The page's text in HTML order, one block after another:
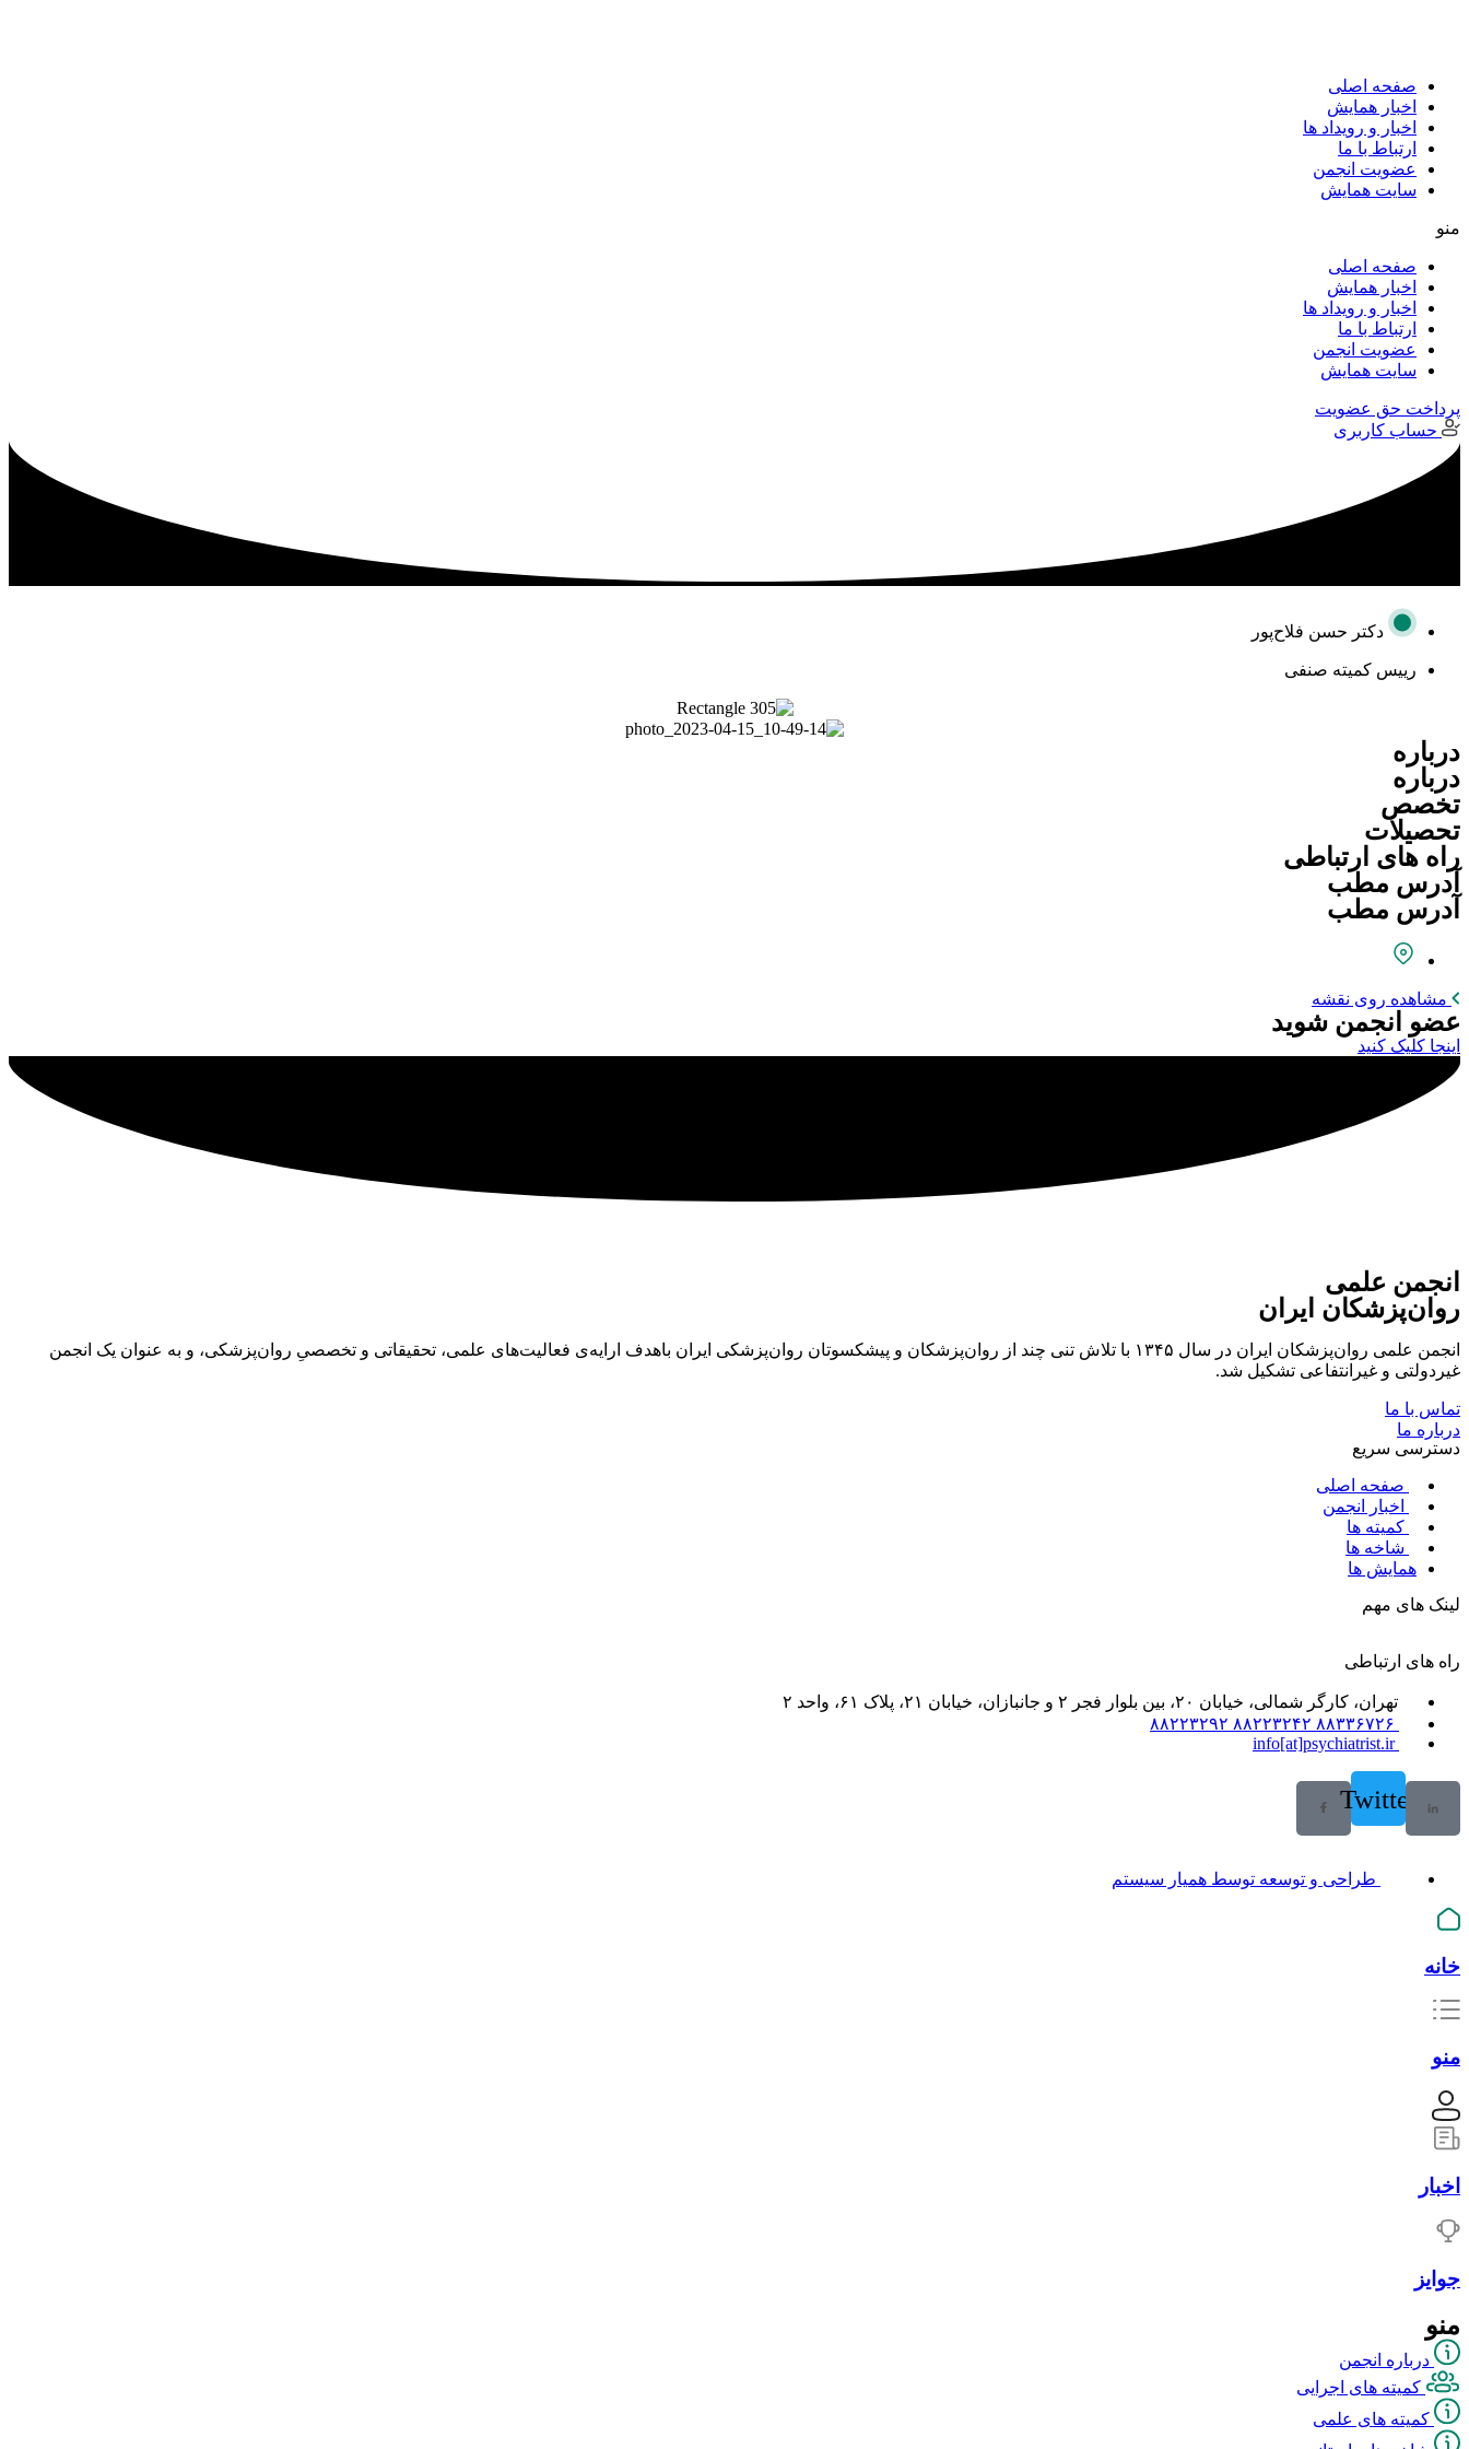
صفحه اصلی
اخبار همایش
اخبار و رویداد ها
ارتباط با ما
عضویت انجمن
سایت همایش
منو
صفحه اصلی
اخبار همایش
اخبار و رویداد ها
ارتباط با ما
عضویت انجمن
سایت همایش
پرداخت حق عضویت
حساب کاربری
دکتر حسن فلاح‌پور
رییس کمیته صنفی
درباره
درباره
تخصص
تحصیلات
راه های ارتباطی
آدرس مطب
آدرس مطب
مشاهده روی نقشه
عضو انجمن شوید
اینجا کلیک کنید
انجمن علمی
روان‌پزشکان ایران
انجمن علمی روان‌پزشکان ایران در سال ۱۳۴۵ با تلاش تنی چند از روان‌پزشکان و پیشکسوتان روان‌پزشکی ایران باهدف ارایه‌ی فعالیت‌های علمی، تحقیقاتی و تخصصیِ روان‌پزشکی، و به عنوان یک انجمن
غیردولتی و غیرانتفاعی تشکیل شد.
تماس با ما
درباره ما
دسترسی سریع
صفحه اصلی
اخبار انجمن
کمیته ها
شاخه ها
همایش ها
لینک های مهم
راه های ارتباطی
تهران، کارگر شمالی، خیابان ۲۰، بین بلوار فجر ۲ و جانبازان، خیابان ۲۱، پلاک ۶۱، واحد ۲
۸۸۳۳۶۷۲۶ ۸۸۲۲۳۲۴۲ ۸۸۲۲۳۲۹۲
info[at]psychiatrist.ir
Twitter
طراحی و توسعه توسط همیار سیستم
خانه
منو
اخبار
جوایز
منو
درباره انجمن
کمیته های اجرایی
کمیته های علمی